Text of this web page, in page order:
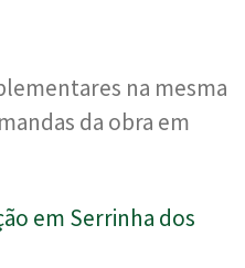
na mesma
da obra em
em Serrinha dos